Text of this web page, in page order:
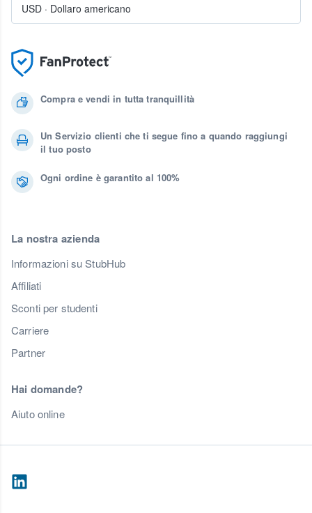
Compra e vendi in tutta tranquillità
Un Servizio clienti che ti segue fino a quando raggiungi
il tuo posto
Ogni ordine è garantito al 100%
La nostra azienda
Informazioni su StubHub
Affiliati
Sconti per studenti
Carriere
Partner
Hai domande?
Aiuto online
USD · Dollaro americano